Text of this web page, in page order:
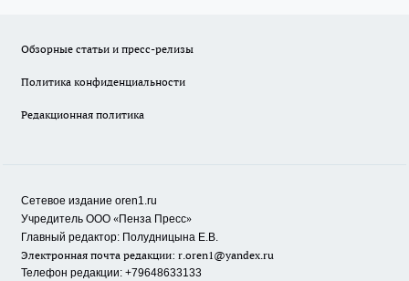
Обзорные статьи и пресс-релизы
Политика конфиденциальности
Редакционная политика
Сетевое издание oren1.ru
Учредитель ООО «Пенза Пресс»
Главный редактор: Полудницына Е.В.
Электронная почта редакции: r.oren1@yandex.ru
Телефон редакции: +79648633133